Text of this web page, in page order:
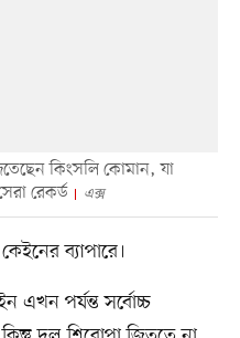
কিংসলি কোমান, যা
রেকর্ড
এক্স
ব্যাপারে।
এখন পর্যন্ত সর্বোচ্চ